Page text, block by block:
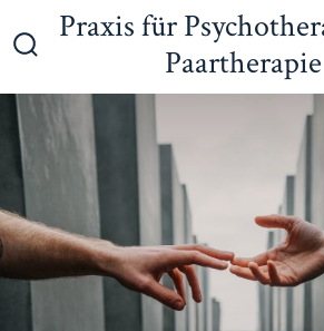
Inhalt
ein-/ausblenden
Praxis für
Paartherapie